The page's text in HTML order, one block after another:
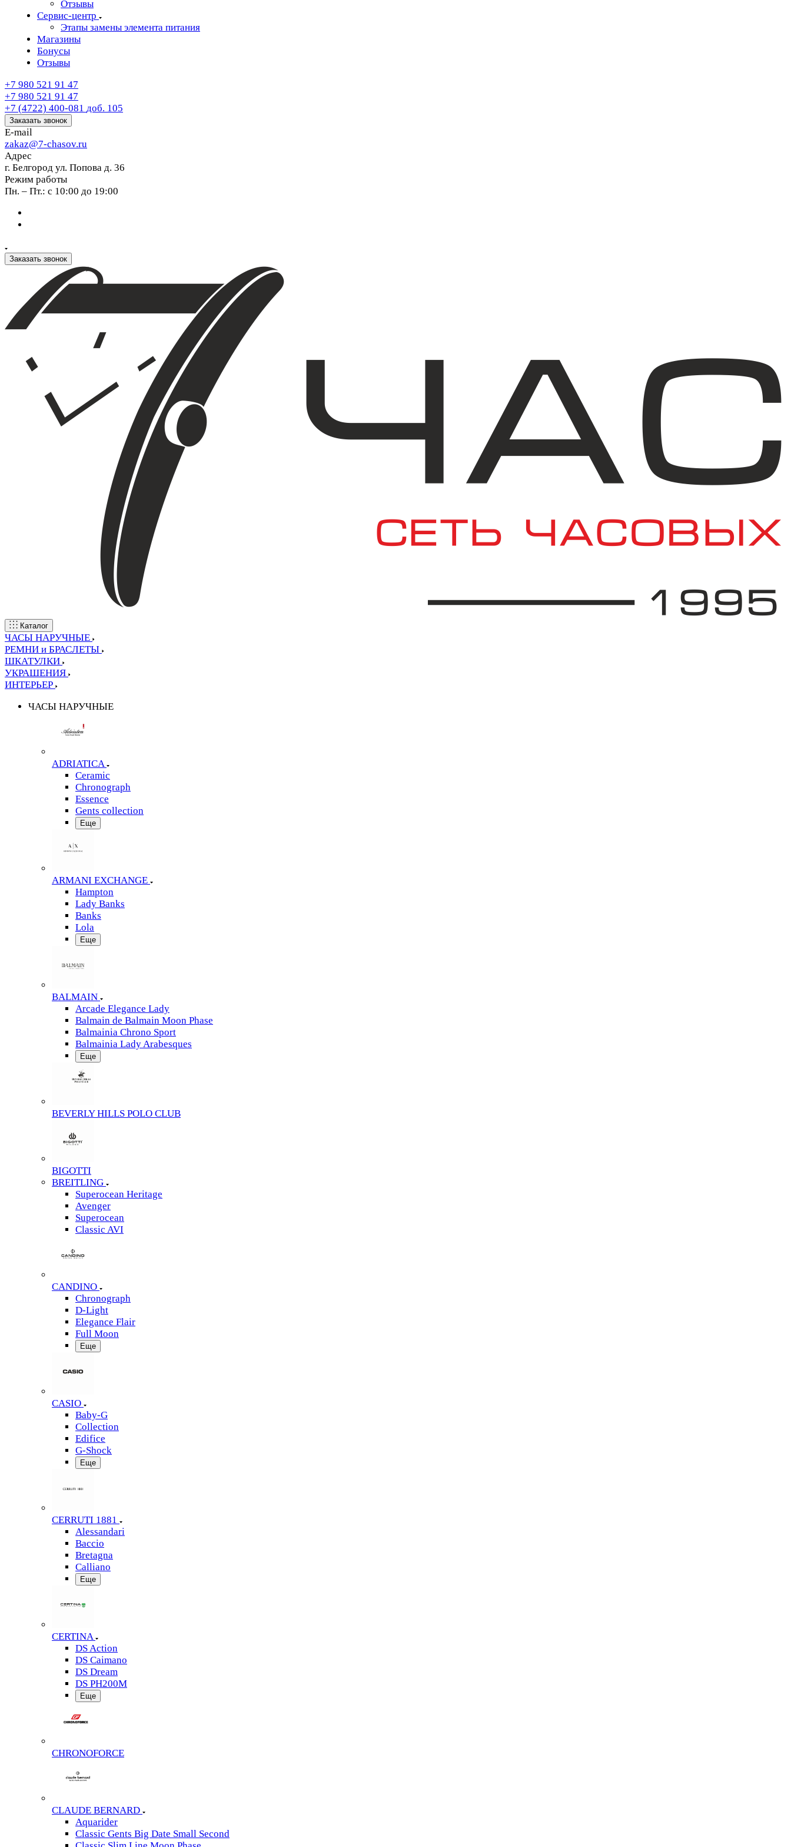
Отзывы
Сервис-центр
Этапы замены элемента питания
Магазины
Бонусы
Отзывы
+7 980 521 91 47
+7 980 521 91 47
+7 (4722) 400-081 доб. 105
Заказать звонок
E-mail
zakaz@7-chasov.ru
Адрес
г. Белгород ул. Попова д. 36
Режим работы
Пн. – Пт.: с 10:00 до 19:00
Заказать звонок
Каталог
ЧАСЫ НАРУЧНЫЕ
РЕМНИ и БРАСЛЕТЫ
ШКАТУЛКИ
УКРАШЕНИЯ
ИНТЕРЬЕР
ЧАСЫ НАРУЧНЫЕ
ADRIATICA
Ceramic
Chronograph
Essence
Gents collection
Еще
ARMANI EXCHANGE
Hampton
Lady Banks
Banks
Lola
Еще
BALMAIN
Arcade Elegance Lady
Balmain de Balmain Moon Phase
Balmainia Chrono Sport
Balmainia Lady Arabesques
Еще
BEVERLY HILLS POLO CLUB
BIGOTTI
BREITLING
Superocean Heritage
Avenger
Superocean
Classic AVI
CANDINO
Chronograph
D-Light
Elegance Flair
Full Moon
Еще
CASIO
Baby-G
Collection
Edifice
G-Shock
Еще
CERRUTI 1881
Alessandari
Baccio
Bretagna
Calliano
Еще
CERTINA
DS Action
DS Caimano
DS Dream
DS PH200M
Еще
CHRONOFORCE
CLAUDE BERNARD
Aquarider
Classic Gents Big Date Small Second